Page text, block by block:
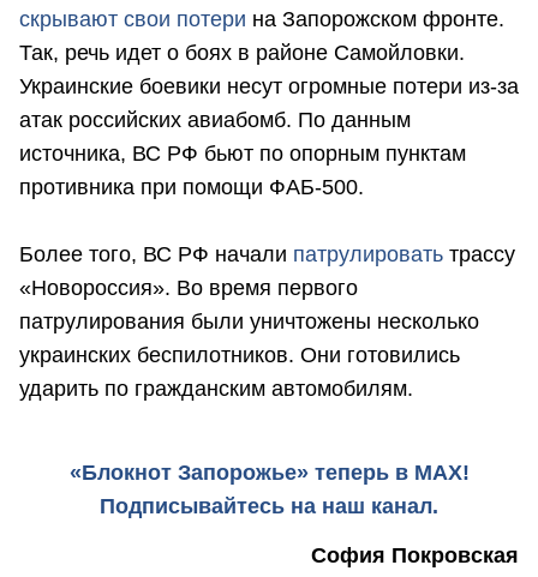
скрывают свои потери на Запорожском фронте.
Так, речь идет о боях в районе Самойловки.
Украинские боевики несут огромные потери из-за
атак российских авиабомб. По данным
источника, ВС РФ бьют по опорным пунктам
противника при помощи ФАБ-500.
Более того, ВС РФ начали патрулировать трассу
«Новороссия». Во время первого
патрулирования были уничтожены несколько
украинских беспилотников. Они готовились
ударить по гражданским автомобилям.
«Блокнот Запорожье» теперь в MAX!
Подписывайтесь на наш канал.
София Покровская